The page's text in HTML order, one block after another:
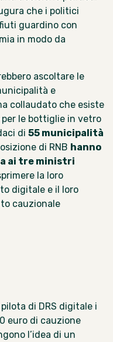
che i politici
guardino con
in modo da
ascoltare le
e
collaudato che esiste
le bottiglie in vetro
di 55 municipalità
di RNB hanno
ai tre ministri
la loro
digitale e il loro
cauzionale
di DRS digitale i
euro di cauzione
l’idea di un